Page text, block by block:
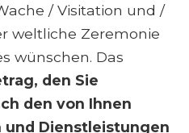
/ Visitation und /
weltliche Zeremonie
wünschen. Das
den Sie
den von Ihnen
und Dienstleistungen